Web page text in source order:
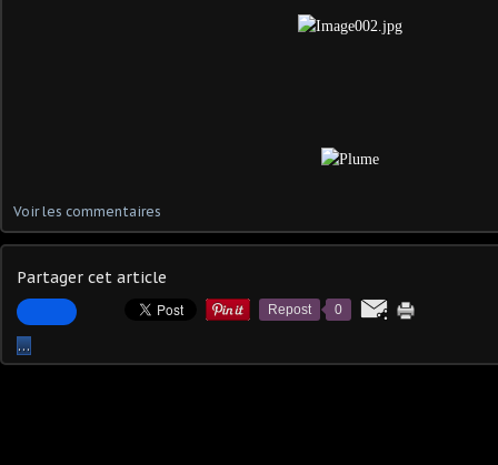
Voir les commentaires
Partager cet article
Repost 0
…